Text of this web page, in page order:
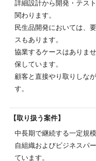
詳細設計から開発・テス
関わります。
民生品開発においては、
スもあります。
協業するケースはありま
保しています。
顧客と直接やり取りしな
す。
取り扱う案件
中長期で継続する一定規
自組織およびビジネスパ
ています。